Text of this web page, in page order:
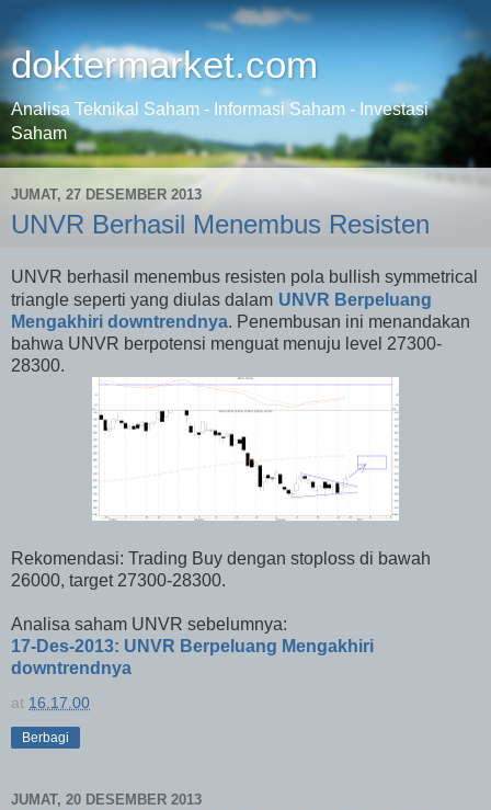
doktermarket.com
Analisa Teknikal Saham - Informasi Saham - Investasi
Saham
JUMAT, 27 DESEMBER 2013
UNVR Berhasil Menembus Resisten
UNVR berhasil menembus resisten pola bullish symmetrical
triangle seperti yang diulas dalam UNVR Berpeluang
Mengakhiri downtrendnya. Penembusan ini menandakan
bahwa UNVR berpotensi menguat menuju level 27300-
28300.
Rekomendasi: Trading Buy dengan stoploss di bawah
26000, target 27300-28300.
Analisa saham UNVR sebelumnya:
17-Des-2013: UNVR Berpeluang Mengakhiri
downtrendnya
at 16.17.00
Berbagi
JUMAT, 20 DESEMBER 2013